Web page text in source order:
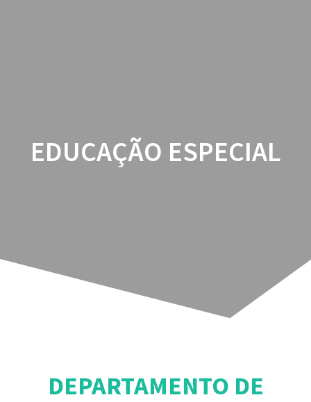
EDUCAÇÃO ESPECIAL
DEPARTAMENTO DE